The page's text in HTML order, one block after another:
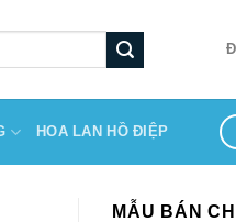
HOA LAN HỒ ĐIỆP
MẪU BÁN